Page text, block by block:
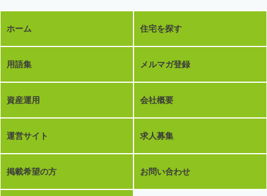
ホーム 住宅を探す
用語集 メルマガ登録
資産運用 会社概要
運営サイト 求人募集
掲載希望の方 お問い合わせ